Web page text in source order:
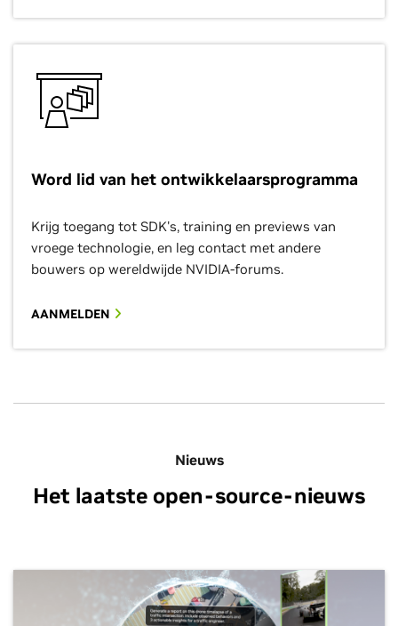
Word lid van het ontwikkelaarsprogramma
Krijg toegang tot SDK's, training en previews van
vroege technologie, en leg contact met andere
bouwers op wereldwijde NVIDIA-forums.
AANMELDEN
Nieuws
Het laatste open-source-nieuws